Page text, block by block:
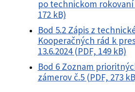
po technickom rokovaní
172 kB)
Bod 5.2 Zápis z
Kooperačných rád k
13.6.2024 (PDF, 149 kB)
Bod 6 Zoznam
zámerov č.5 (PDF, 273